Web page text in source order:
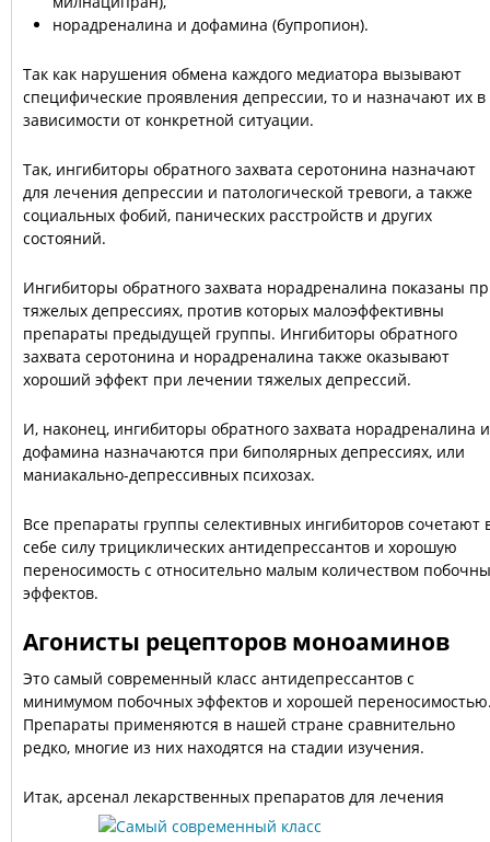
норадреналина и дофамина (бупропион).
Так как нарушения обмена каждого медиатора вызывают
специфические проявления депрессии, то и назначают их в
зависимости от конкретной ситуации.
Так, ингибиторы обратного захвата серотонина назначают
для лечения депрессии и патологической тревоги, а также
социальных фобий, панических расстройств и других
состояний.
Ингибиторы обратного захвата норадреналина показаны
тяжелых депрессиях, против которых малоэффективны
препараты предыдущей группы. Ингибиторы обратного
захвата серотонина и норадреналина также оказывают
хороший эффект при лечении тяжелых депрессий.
И, наконец, ингибиторы обратного захвата норадреналина и
дофамина назначаются при биполярных депрессиях, или
маниакально-депрессивных психозах.
Все препараты группы селективных ингибиторов сочетают
себе силу трициклических антидепрессантов и хорошую
переносимость с относительно малым количеством
эффектов.
Агонисты рецепторов моноаминов
Это самый современный класс антидепрессантов с
минимумом побочных эффектов и хорошей
Препараты применяются в нашей стране сравнительно
редко, многие из них находятся на стадии изучения.
Итак, арсенал лекарственных препаратов для лечения